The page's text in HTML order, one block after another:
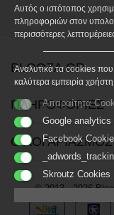
BLOOZA.GR
ΠΛΗΡΟΦΟΡΙΕΣ
Ο
© 2013 - 2026
Αυτός ο ιστότοπος
πληροφοριών στον
περισσότερες
Αναλυτικά τα cookies
καλύτερα εμπειρία
Απαραίτητα
Google analytics
Facebook
Skroutz Cookies